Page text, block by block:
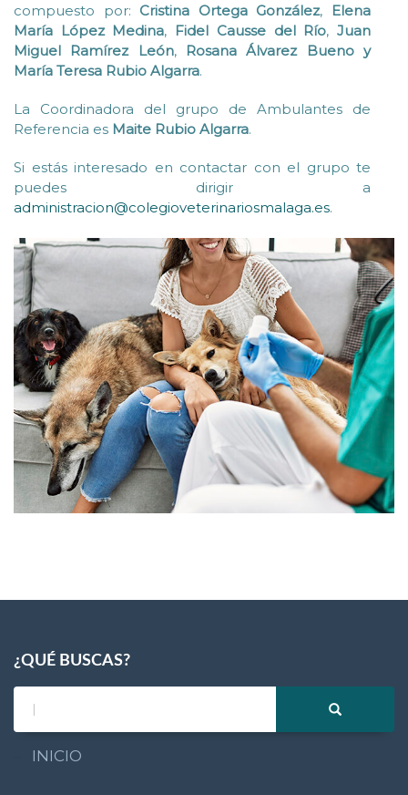
compuesto por: Cristina Ortega González, Elena
María López Medina, Fidel Causse del Río,Juan
Miguel Ramírez León, Rosana Álvarez Bueno y
María Teresa Rubio Algarra.
La Coordinadora del grupo de Ambulantes de
Referencia es Maite Rubio Algarra.
Si estás interesado en contactar con el grupo te
puedes dirigir a
administracion@colegioveterinariosmalaga.es.
¿QUÉ BUSCAS?
INICIO